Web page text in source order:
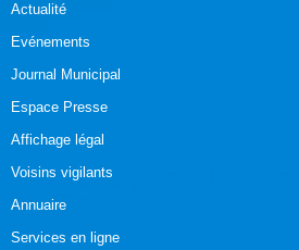
Actualité
Evénements
Journal Municipal
Espace Presse
Affichage légal
Voisins vigilants
Annuaire
Services en ligne